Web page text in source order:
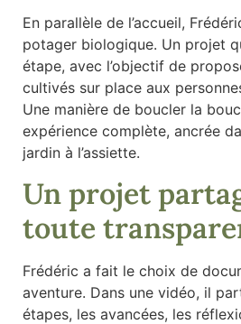
En parallèle de l’accueil,
potager biologique. Un projet
étape, avec l’objectif de
cultivés sur place aux
Une manière de boucler la
expérience complète, ancrée
jardin à l’assiette.
Un projet
toute
Frédéric a fait le choix de
aventure. Dans une vidéo, il
étapes, les avancées, les